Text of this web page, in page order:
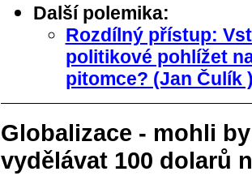
Další polemika:
Rozdílný přístup:
politikové pohlížet
pitomce? (Jan Čulík
Globalizace - mohli
vydělávat 100 dolarů